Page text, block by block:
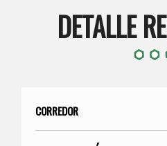
DETALLE
CORREDOR